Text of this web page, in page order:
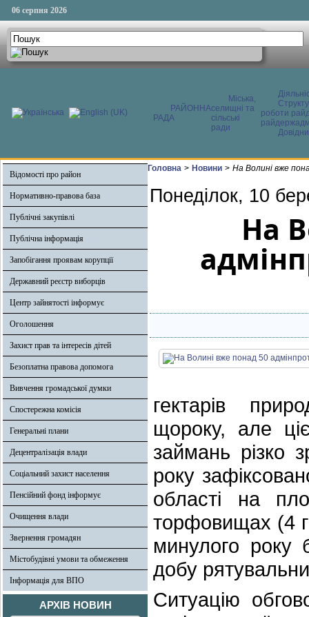
06 серпня 2026
РАЙОННА
РАДА
Міська,
селищні та
сільські
ради
роботи
Відомості про район
Нормативно-правова база
Публічні закупівлі
Публічна інформація
Запобігання проявам корупції
Державний реєстр виборців
Центр зайнятості інформує
Оголошення
Захист прав та інтересів дітей
Безоплатна правова допомога
Вивчення громадської думки
Спостережна комісія
Генеральні плани
Децентралізація влади
Соціальний захист населення
Пенсійний фонд інформує
Очищення влади
Звернення громадян
Містобудівні умови та обмеження
Інформація для ВПО
АРХІВ НОВИН
Головна > Новини > На Волині вже
Понеділок, 10
На
гектарів
щороку, але
займань різко
року
області на
торфовищах (4
минулого
добу
Ситуацію